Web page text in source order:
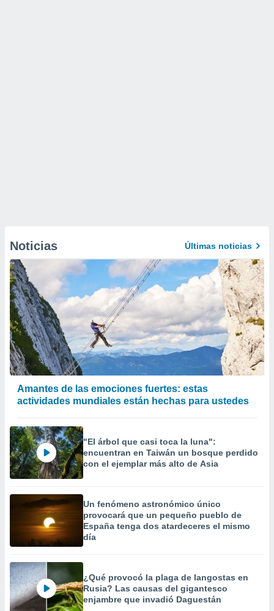
Noticias Últimas noticias
Amantes de las emociones fuertes: estas
actividades mundiales están hechas para ustedes
"El árbol que casi toca la luna":
encuentran en Taiwán un bosque perdido
con el ejemplar más alto de Asia
Un fenómeno astronómico único
provocará que un pequeño pueblo de
España tenga dos atardeceres el mismo
día
¿Qué provocó la plaga de langostas en
Rusia? Las causas del gigantesco
enjambre que invadió Daguestán